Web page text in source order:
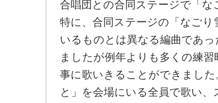
合唱団との合同ステージで「
特に、合同ステージの「なご
いるものとは異なる編曲であ
ましたが例年よりも多くの練
事に歌いきることができまし
と」を会場にいる全員で歌い